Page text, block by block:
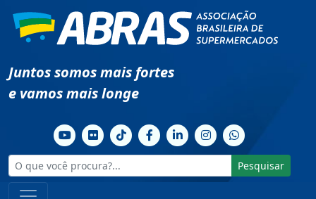
Juntos somos mais fortes
e vamos mais longe
Pesquisar